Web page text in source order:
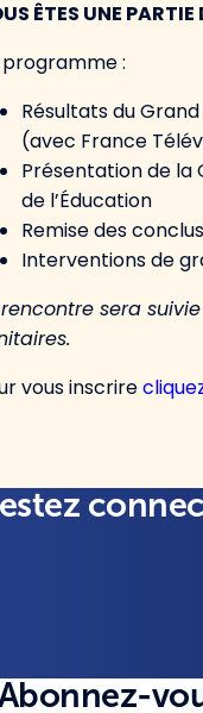
ÊTES UNE PARTIE
programme :
Résultats du Grand
(avec France
Présentation de la
de l’Éducation
Remise des
Interventions de
sera
vous inscrire